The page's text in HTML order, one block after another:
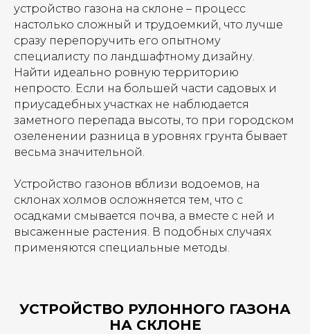
устройство газона на склоне – процесс
настолько сложный и трудоемкий, что лучше
сразу перепоручить его опытному
специалисту по ландшафтному дизайну.
Найти идеально ровную территорию
непросто. Если на большей части садовых и
приусадебных участках не наблюдается
заметного перепада высоты, то при городском
озеленении разница в уровнях грунта бывает
весьма значительной.
Устройство газонов вблизи водоемов, на
склонах холмов осложняется тем, что с
осадками смывается почва, а вместе с ней и
высаженные растения. В подобных случаях
применяются специальные методы.
УСТРОЙСТВО РУЛОННОГО ГАЗОНА
НА СКЛОНЕ